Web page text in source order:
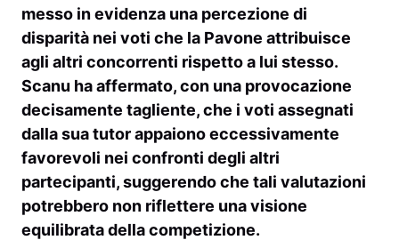
messo in evidenza una percezione di
disparità nei voti che la Pavone attribuisce
agli altri concorrenti rispetto a lui stesso.
Scanu ha affermato, con una provocazione
decisamente tagliente, che i voti assegnati
dalla sua tutor appaiono eccessivamente
favorevoli nei confronti degli altri
partecipanti, suggerendo che tali valutazioni
potrebbero non riflettere una visione
equilibrata della competizione.